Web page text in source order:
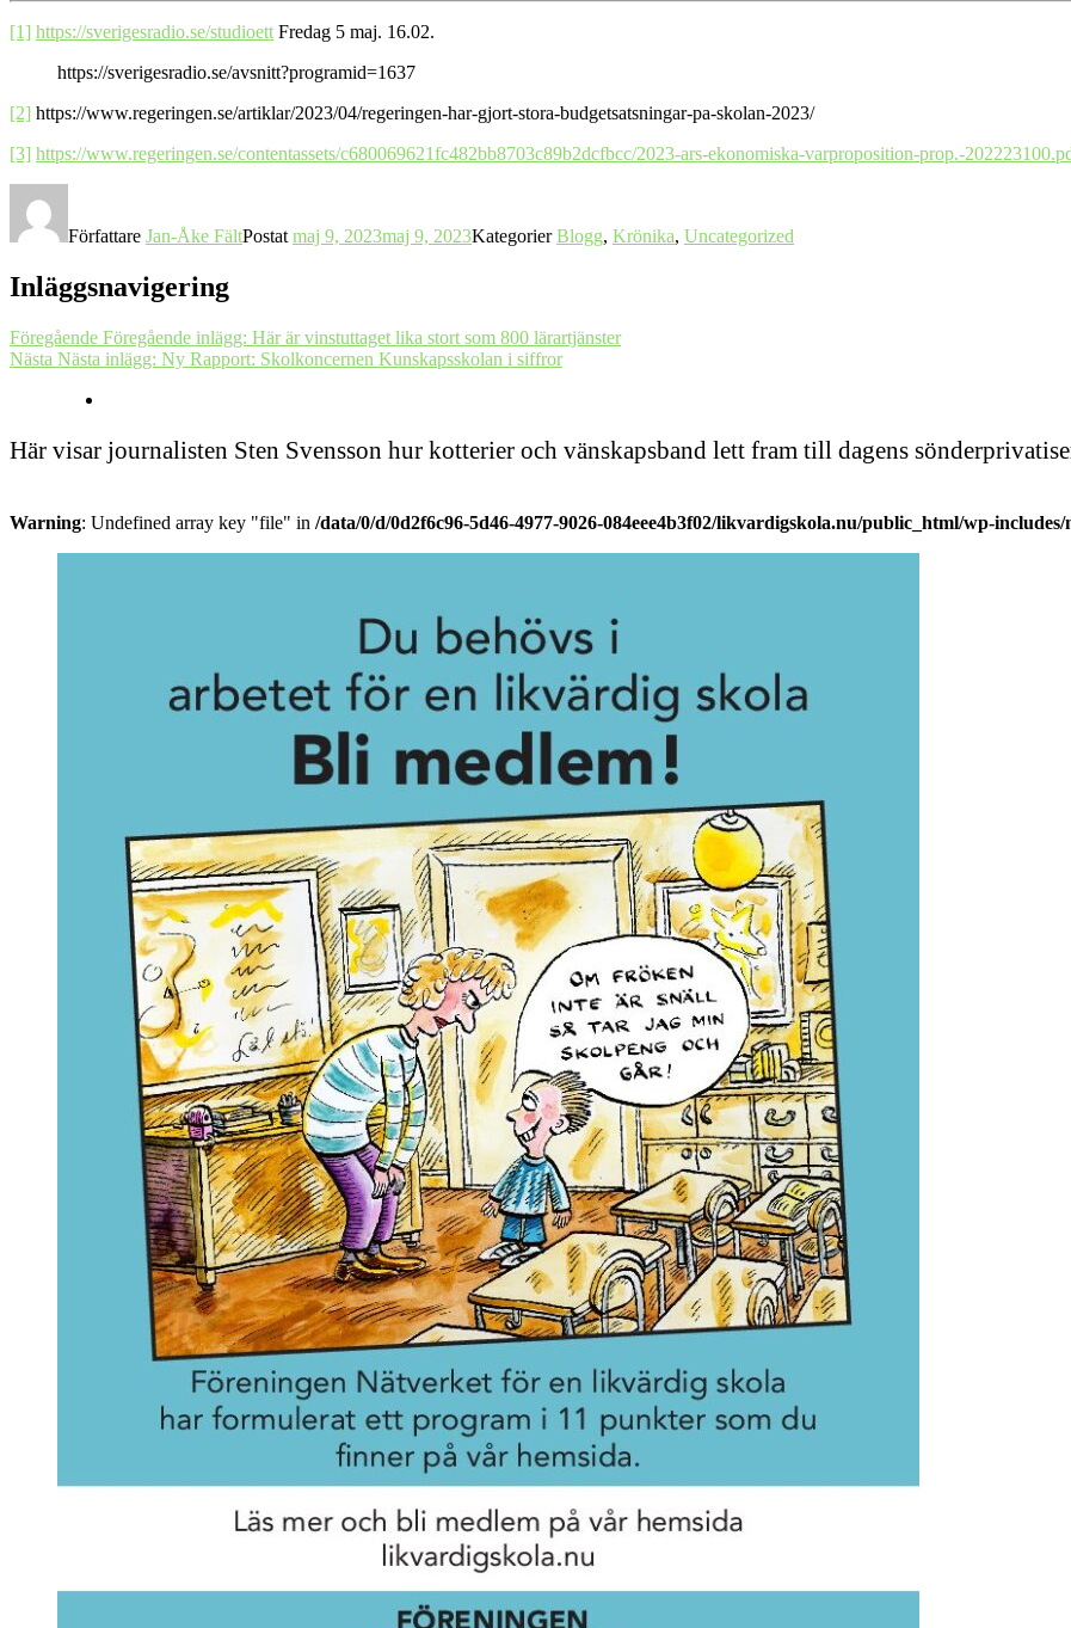
[1] https://sverigesradio.se/studioett Fredag 5 maj. 16.02.
https://sverigesradio.se/avsnitt?programid=1637
[2] https://www.regeringen.se/artiklar/2023/04/regeringen-har-gjort-stora-budgetsatsningar-pa-skolan-2023/
[3] https://www.regeringen.se/contentassets/c680069621fc482bb8703c89b2dcfbcc/2023-ars-ekonomiska-varproposition-prop.-
Författare Jan-Åke FältPostat maj 9, 2023maj 9, 2023KategorierBlogg, Krönika, Uncategorized
Inläggsnavigering
Föregående Föregående inlägg: Här är vinstuttaget lika stort som 800 lärartjänster
Nästa Nästa inlägg: Ny Rapport: Skolkoncernen Kunskapsskolan i siffror
Här visar journalisten Sten Svensson hur kotterier och vänskapsband lett fram till dagens
Warning: Undefined array key "file" in /data/0/d/0d2f6c96-5d46-4977-9026-084eee4b3f02/likvardigskola.nu/public_html/wp-